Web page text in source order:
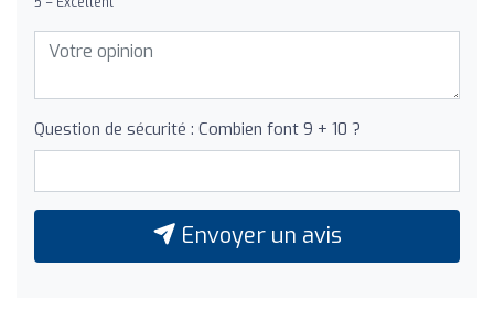
Question de sécurité : Combien font 9 + 10 ?
Envoyer un avis